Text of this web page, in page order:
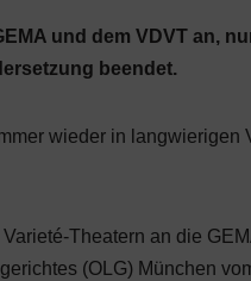
und dem VDVT an,
beendet.
wieder in langwierigen
Theatern an die
(OLG) München